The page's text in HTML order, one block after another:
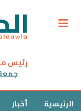
رئيس
الرئيسية أخبار